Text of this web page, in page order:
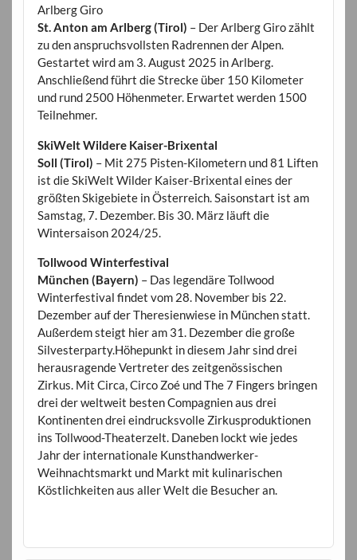
Arlberg Giro
St. Anton am Arlberg (Tirol) – Der Arlberg Giro zählt
zu den anspruchsvollsten Radrennen der Alpen.
Gestartet wird am 3. August 2025 in Arlberg.
Anschließend führt die Strecke über 150 Kilometer
und rund 2500 Höhenmeter. Erwartet werden 1500
Teilnehmer.
SkiWelt Wildere Kaiser-Brixental
Soll (Tirol) – Mit 275 Pisten-Kilometern und 81 Liften
ist die SkiWelt Wilder Kaiser-Brixental eines der
größten Skigebiete in Österreich. Saisonstart ist am
Samstag, 7. Dezember. Bis 30. März läuft die
Wintersaison 2024/25.
Tollwood Winterfestival
München (Bayern) – Das legendäre Tollwood
Winterfestival findet vom 28. November bis 22.
Dezember auf der Theresienwiese in München statt.
Außerdem steigt hier am 31. Dezember die große
Silvesterparty.Höhepunkt in diesem Jahr sind drei
herausragende Vertreter des zeitgenössischen
Zirkus. Mit Circa, Circo Zoé und The 7 Fingers bringen
drei der weltweit besten Compagnien aus drei
Kontinenten drei eindrucksvolle Zirkusproduktionen
ins Tollwood-Theaterzelt. Daneben lockt wie jedes
Jahr der internationale Kunsthandwerker-
Weihnachtsmarkt und Markt mit kulinarischen
Köstlichkeiten aus aller Welt die Besucher an.